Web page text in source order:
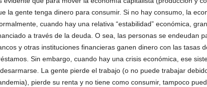
la gente tenga dinero para consumir. Si no hay consumo, la
cuando hay una relativa “estabilidad” económica,
a través de la deuda. O sea, las personas se endeudan
y otras instituciones financieras ganen dinero con las tasas
Sin embargo, cuando hay una crisis económica, ese
La gente pierde el trabajo (o no puede trabajar
pierde su renta y no tiene como consumir, tampoco